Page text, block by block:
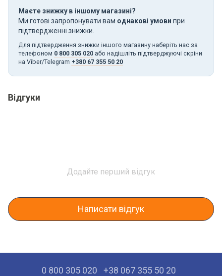
Маєте знижку в іншому магазині?
Ми готові запропонувати вам однакові умови при
підтвердженні знижки.
Для підтвердження знижки іншого магазину наберіть нас за
телефоном 0 800 305 020 або надішліть підтверджуючі скріни
на Viber/Telegram +380 67 355 50 20
Відгуки
Додайте перший відгук
Написати відгук
0 800 305 020 +38 067 355 50 20